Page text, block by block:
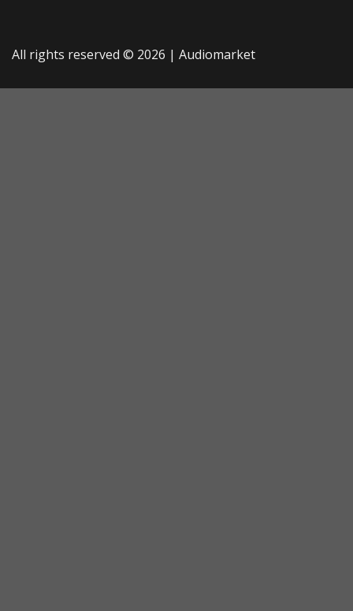
All rights reserved © 2026 | Audiomarket